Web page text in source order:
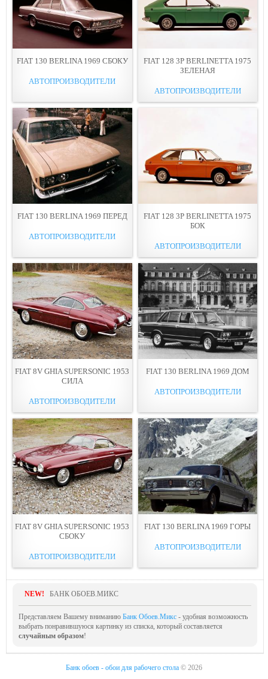
FIAT 130 BERLINA 1969 СБОКУ
АВТОПРОИЗВОДИТЕЛИ
FIAT 128 3P BERLINETTA 1975
ЗЕЛЕНАЯ
АВТОПРОИЗВОДИТЕЛИ
FIAT 130 BERLINA 1969 ПЕРЕД
АВТОПРОИЗВОДИТЕЛИ
FIAT 128 3P BERLINETTA 1975
БОК
АВТОПРОИЗВОДИТЕЛИ
FIAT 8V GHIA SUPERSONIC 1953
СИЛА
АВТОПРОИЗВОДИТЕЛИ
FIAT 130 BERLINA 1969 ДОМ
АВТОПРОИЗВОДИТЕЛИ
FIAT 8V GHIA SUPERSONIC 1953
СБОКУ
АВТОПРОИЗВОДИТЕЛИ
FIAT 130 BERLINA 1969 ГОРЫ
АВТОПРОИЗВОДИТЕЛИ
NEW! БАНК ОБОЕВ.МИКС
Представляем Вашему вниманию Банк Обоев.Микс - удобная возможность
выбрать понравившуюся картинку из списка, который составляется
случайным образом!
Банк обоев - обои для рабочего стола © 2026